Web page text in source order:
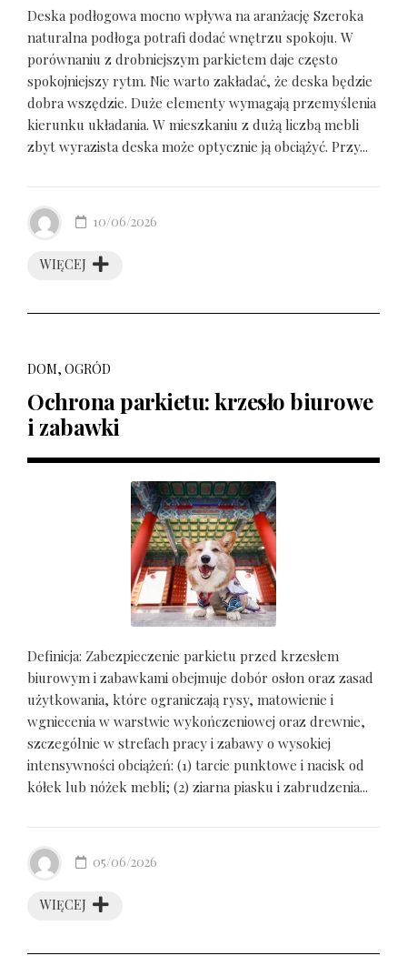
Deska podłogowa mocno wpływa na aranżację Szeroka
naturalna podłoga potrafi dodać wnętrzu spokoju. W
porównaniu z drobniejszym parkietem daje często
spokojniejszy rytm. Nie warto zakładać, że deska będzie
dobra wszędzie. Duże elementy wymagają przemyślenia
kierunku układania. W mieszkaniu z dużą liczbą mebli
zbyt wyrazista deska może optycznie ją obciążyć. Przy...
WIĘCEJ
10/06/2026
DOM, OGRÓD
Ochrona parkietu: krzesło biurowe
i zabawki
Definicja: Zabezpieczenie parkietu przed krzesłem
biurowym i zabawkami obejmuje dobór osłon oraz zasad
użytkowania, które ograniczają rysy, matowienie i
wgniecenia w warstwie wykończeniowej oraz drewnie,
szczególnie w strefach pracy i zabawy o wysokiej
intensywności obciążeń: (1) tarcie punktowe i nacisk od
kółek lub nóżek mebli; (2) ziarna piasku i zabrudzenia...
WIĘCEJ
05/06/2026